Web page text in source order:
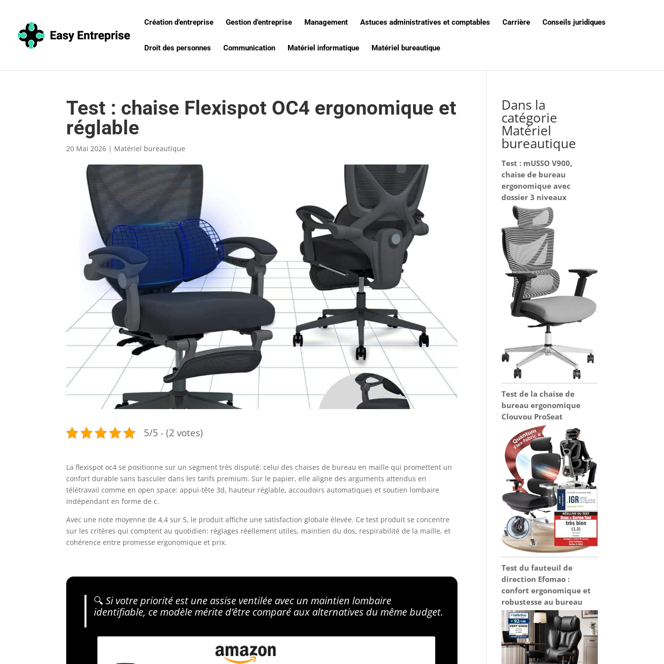
Création d’entreprise Gestion d’entreprise Management Astuces administratives et comptables Carrière Conseils juridiques
Droit des personnes Communication Matériel informatique Matériel bureautique
Test : chaise Flexispot OC4 ergonomique et
réglable
20 Mai 2026 | Matériel bureautique
5/5 - (2 votes)
La flexispot oc4 se positionne sur un segment très disputé: celui des chaises de bureau en maille qui promettent un
confort durable sans basculer dans les tarifs premium. Sur le papier, elle aligne des arguments attendus en
télétravail comme en open space: appui-tête 3d, hauteur réglable, accoudoirs automatiques et soutien lombaire
indépendant en forme de c.
Avec une note moyenne de 4,4 sur 5, le produit affiche une satisfaction globale élevée. Ce test produit se concentre
sur les critères qui comptent au quotidien: réglages réellement utiles, maintien du dos, respirabilité de la maille, et
cohérence entre promesse ergonomique et prix.
🔍 Si votre priorité est une assise ventilée avec un maintien lombaire
identifiable, ce modèle mérite d’être comparé aux alternatives du même budget.
Dans la
catégorie
Matériel
bureautique
Test : mUSSO V900,
chaise de bureau
ergonomique avec
dossier 3 niveaux
Test de la chaise de
bureau ergonomique
Clouvou ProSeat
Test du fauteuil de
direction Efomao :
confort ergonomique et
robustesse au bureau